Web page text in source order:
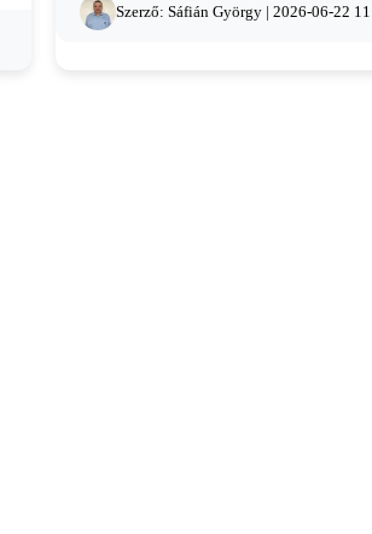
Szerző: Sáfián György | 2026-06-22